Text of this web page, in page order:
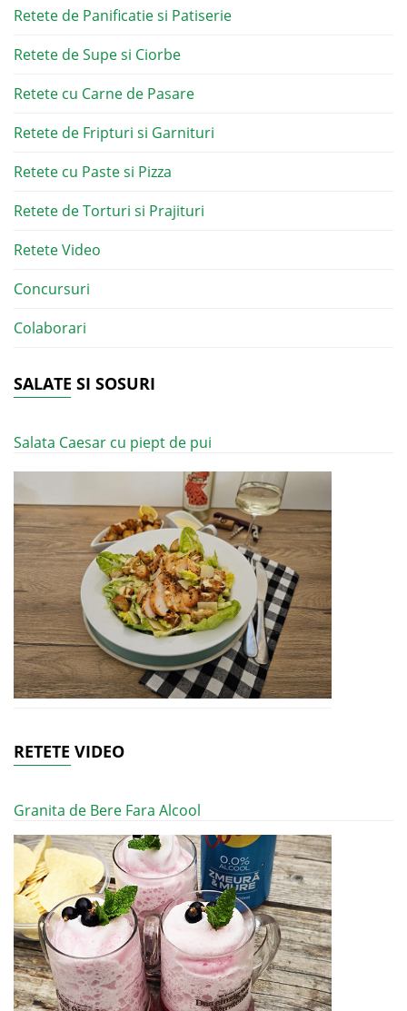
Retete de Panificatie si Patiserie
Retete de Supe si Ciorbe
Retete cu Carne de Pasare
Retete de Fripturi si Garnituri
Retete cu Paste si Pizza
Retete de Torturi si Prajituri
Retete Video
Concursuri
Colaborari
SALATE SI SOSURI
Salata Caesar cu piept de pui
RETETE VIDEO
Granita de Bere Fara Alcool